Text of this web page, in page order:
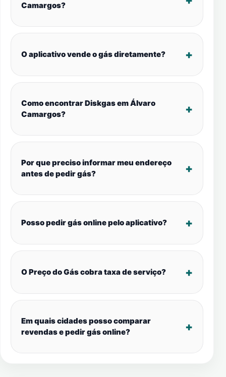
Camargos?
O aplicativo vende o gás diretamente?
Como encontrar Diskgas em Álvaro
Camargos?
Por que preciso informar meu endereço
antes de pedir gás?
Posso pedir gás online pelo aplicativo?
O Preço do Gás cobra taxa de serviço?
Em quais cidades posso comparar
revendas e pedir gás online?